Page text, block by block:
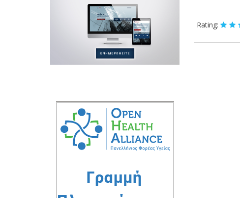
Rating: